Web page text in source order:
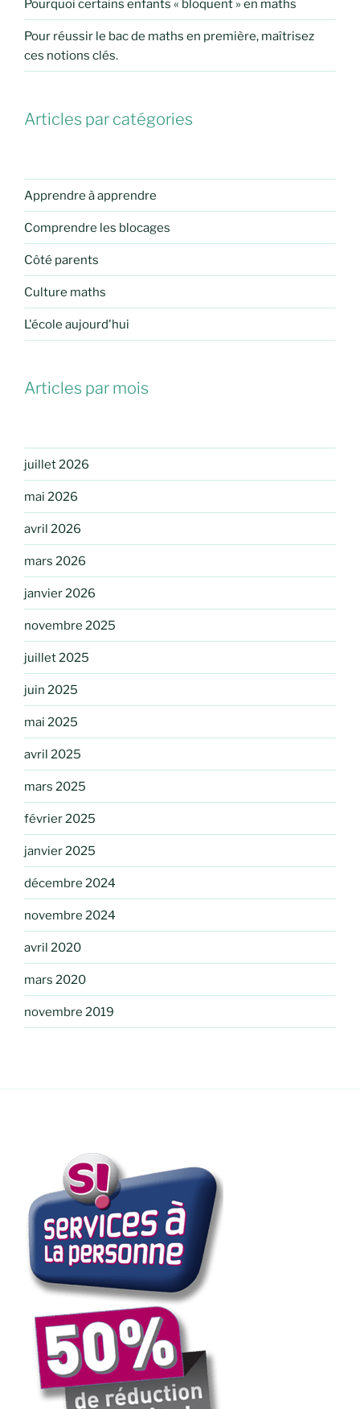
Pourquoi certains enfants « bloquent » en maths
Pour réussir le bac de maths en première, maîtrisez
ces notions clés.
Articles par catégories
Apprendre à apprendre
Comprendre les blocages
Côté parents
Culture maths
L'école aujourd'hui
Articles par mois
juillet 2026
mai 2026
avril 2026
mars 2026
janvier 2026
novembre 2025
juillet 2025
juin 2025
mai 2025
avril 2025
mars 2025
février 2025
janvier 2025
décembre 2024
novembre 2024
avril 2020
mars 2020
novembre 2019